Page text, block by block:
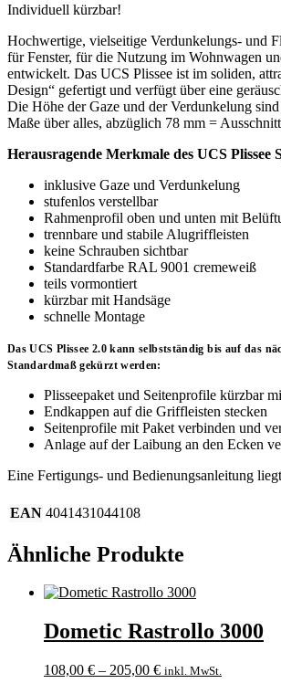
Individuell kürzbar!
Hochwertige, vielseitige Verdunkelungs- und
für Fenster, für die Nutzung im Wohnwagen
entwickelt. Das UCS Plissee ist im soliden,
Design“ gefertigt und verfügt über eine
Die Höhe der Gaze und der Verdunkelung
Maße über alles, abzüglich 78 mm =
Herausragende Merkmale des UCS Plissee
inklusive Gaze und Verdunkelung
stufenlos verstellbar
Rahmenprofil oben und unten mit
trennbare und stabile Alugriffleisten
keine Schrauben sichtbar
Standardfarbe RAL 9001 cremeweiß
teils vormontiert
kürzbar mit Handsäge
schnelle Montage
Das UCS Plissee 2.0 kann selbstständig bis auf das
Standardmaß gekürzt werden:
Plisseepaket und Seitenprofile kürzbar
Endkappen auf die Griffleisten stecken
Seitenprofile mit Paket verbinden und
Anlage auf der Laibung an den Ecken
Eine Fertigungs- und Bedienungsanleitung
EAN 4041431044108
Ähnliche Produkte
Dometic Rastrollo 3000
108,00 € – 205,00 € inkl. MwSt.